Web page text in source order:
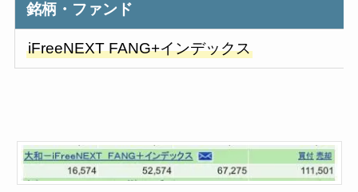
銘柄・ファンド
iFreeNEXT FANG+インデックス